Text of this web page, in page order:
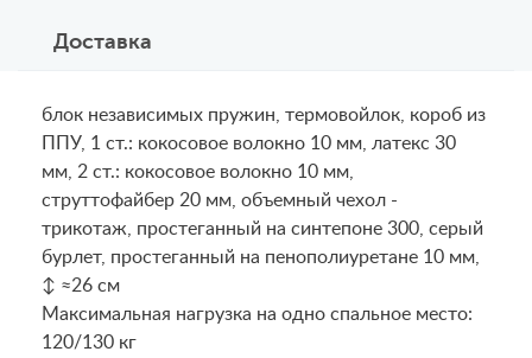
Доставка
блок независимых пружин, термовойлок, короб из
ППУ, 1 ст.: кокосовое волокно 10 мм, латекс 30
мм, 2 ст.: кокосовое волокно 10 мм,
струттофайбер 20 мм, объемный чехол -
трикотаж, простеганный на синтепоне 300, серый
бурлет, простеганный на пенополиуретане 10 мм,
↕ ≈26 см
Maксимальная нагрузка на одно спальное место:
120/130 кг